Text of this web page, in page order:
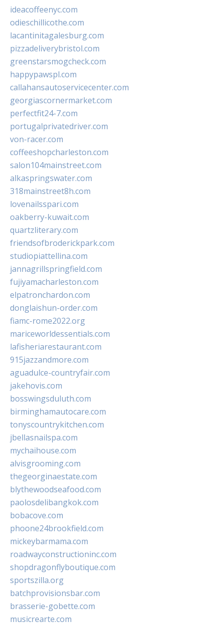
ideacoffeenyc.com
odieschillicothe.com
lacantinitagalesburg.com
pizzadeliverybristol.com
greenstarsmogcheck.com
happypawspl.com
callahansautoservicecenter.com
georgiascornermarket.com
perfectfit24-7.com
portugalprivatedriver.com
von-racer.com
coffeeshopcharleston.com
salon104mainstreet.com
alkaspringswater.com
318mainstreet8h.com
lovenailsspari.com
oakberry-kuwait.com
quartzliterary.com
friendsofbroderickpark.com
studiopiattellina.com
jannagrillspringfield.com
fujiyamacharleston.com
elpatronchardon.com
donglaishun-order.com
fiamc-rome2022.org
mariceworldessentials.com
lafisheriarestaurant.com
915jazzandmore.com
aguadulce-countryfair.com
jakehovis.com
bosswingsduluth.com
birminghamautocare.com
tonyscountrykitchen.com
jbellasnailspa.com
mychaihouse.com
alvisgrooming.com
thegeorginaestate.com
blythewoodseafood.com
paolosdelibangkok.com
bobacove.com
phoone24brookfield.com
mickeybarmama.com
roadwayconstructioninc.com
shopdragonflyboutique.com
sportszilla.org
batchprovisionsbar.com
brasserie-gobette.com
musicrearte.com